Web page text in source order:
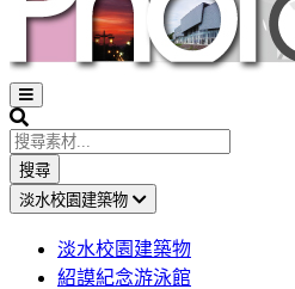
Open
sidebar
Search
搜尋
淡水校園建築物
淡水校園建築物
紹謨紀念游泳館